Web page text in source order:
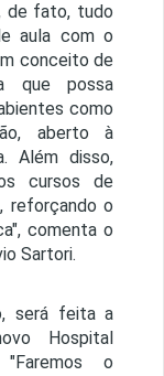
de fato, tudo
aula com o
conceito de
que possa
como
, aberto à
Além disso,
cursos de
reforçando o
comenta o
Sartori.
será feita a
Hospital
o